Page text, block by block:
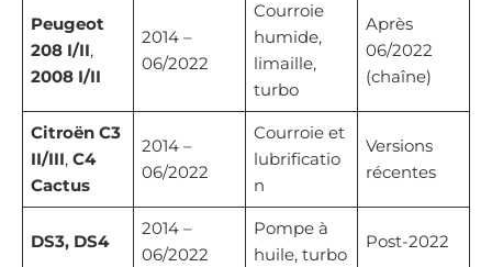
Peugeot
208 I/II,
2008 I/II
2014 –
06/2022
Courroie
humide,
limaille,
turbo
Après
06/2022
(chaîne)
Citroën C3
II/III,C4
Cactus
2014 –
06/2022
Courroie et
lubrificatio
n
Versions
récentes
DS3, DS4
2014 –
06/2022
Pompe à
huile, turbo
Post-2022